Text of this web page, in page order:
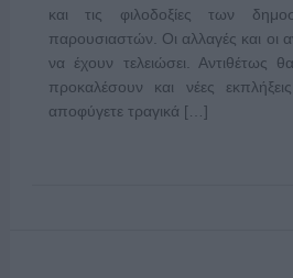
και τις φιλοδοξίες των
παρουσιαστών. Οι αλλαγές και οι
να έχουν τελειώσει. Αντιθέτως
προκαλέσουν και νέες
αποφύγετε τραγικά […]